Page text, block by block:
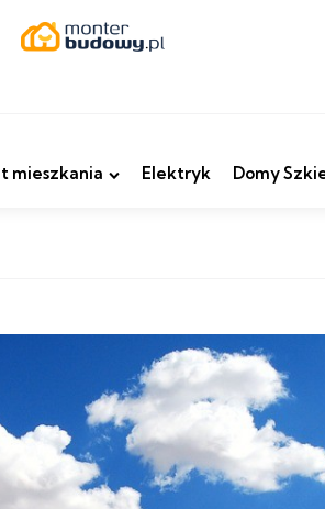
mieszkania Elektryk Domy